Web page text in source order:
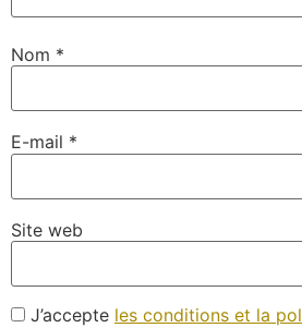
Nom *
E-mail *
Site web
J’accepte les conditions et la